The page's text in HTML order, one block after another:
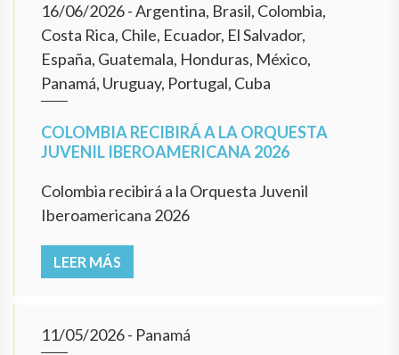
16/06/2026- Argentina, Brasil, Colombia,
Costa Rica, Chile, Ecuador, El Salvador,
España, Guatemala, Honduras, México,
Panamá, Uruguay, Portugal, Cuba
COLOMBIA RECIBIRÁ A LA ORQUESTA
JUVENIL IBEROAMERICANA 2026
Colombia recibirá a la Orquesta Juvenil
Iberoamericana 2026
LEER MÁS
11/05/2026- Panamá